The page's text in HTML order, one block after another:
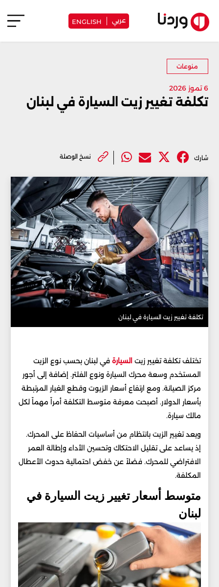
عربي ENGLISH
منوعات
6 تموز 2026
تكلفة تغيير زيت السيارة في لبنان
شارك نسخ الوصلة
تكلفة تغيير زيت السيارة في لبنان
تختلف تكلفة تغيير زيت السيارةفي لبنان بحسب نوع الزيت
المستخدم وسعة محرك السيارة ونوع الفلتر. إضافة إلى أجور
مركز الصيانة. ومع ارتفاع أسعار الزيوت وقطع الغيار المرتبطة
بأسعار الدولار. أصبحت معرفة متوسط التكلفة أمراً مهماً لكل
مالك سيارة.
ويعد تغيير الزيت بانتظام من أساسيات الحفاظ على المحرك.
إذ يساعد على تقليل الاحتكاك وتحسين الأداء وإطالة العمر
الافتراضي للمحرك. فضلاً عن خفض احتمالية حدوث الأعطال
المكلفة.
متوسط أسعار تغيير زيت السيارة في
لبنان